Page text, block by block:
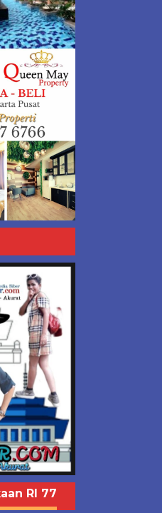
RI 77